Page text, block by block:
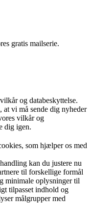
gratis mailserie.
og databeskyttelse.
vi må sende dig nyheder
vilkår og
dig igen.
som hjælper os med
kan du justere nu
til forskellige formål
minimale oplysninger til
tilpasset indhold og
målgrupper med